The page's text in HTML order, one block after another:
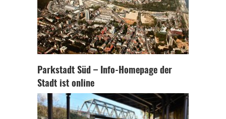
Parkstadt Süd – Info-Homepage der
Stadt ist online